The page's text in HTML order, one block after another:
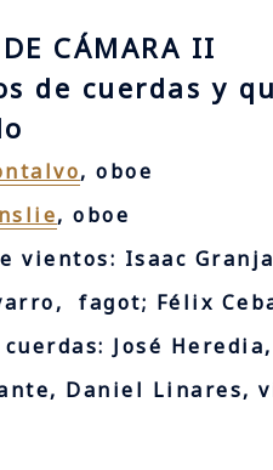
CÁMARA II
de cuerdas y
, oboe
, oboe
vientos: Isaac
fagot; Félix
José
Daniel Linares,